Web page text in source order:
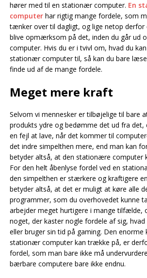
hører med til en stationær computer. En
computer har rigtig mange fordele, som
tænker over til dagligt, og lige netop derfor
blive opmærksom på det, inden du går ud
computer. Hvis du er i tvivl om, hvad du
stationær computer til, så kan du bare
finde ud af de mange fordele.
Meget mere kraft
Selvom vi mennesker er tilbøjelige til bare
produkts ydre og bedømme det ud fra det,
en fejl at lave, når det kommer til
det indre simpelthen mere, end man kan
betyder altså, at den stationære computer
For den helt åbenlyse fordel ved en
den simpelthen er stærkere og kraftigere
betyder altså, at det er muligt at køre alle
programmer, som du overhovedet kunne
arbejder meget hurtigere i mange tilfælde,
noget, der kaster nogle fordele af sig,
eller bruger sin tid på gaming. Den enorme
stationær computer kan trække på, er
fordel, som man bare ikke må
bærbare computere bare ikke endnu.